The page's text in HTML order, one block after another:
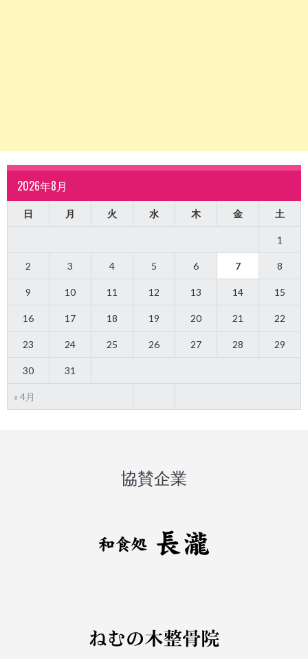
2026年8月
日 月 火 水 木 金 土
« 4月
1
2 3 4 5 6 7 8
9 10 11 12 13 14 15
16 17 18 19 20 21 22
23 24 25 26 27 28 29
30 31
協賛企業